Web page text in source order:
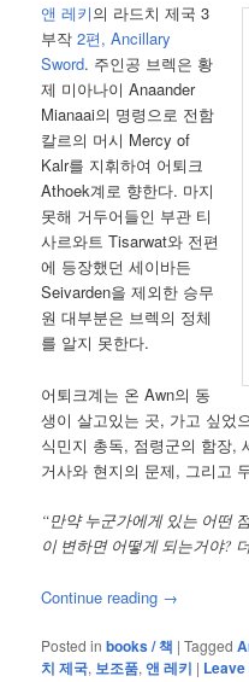
앤 레키의 라드치 제국 3
부작2편, Ancillary
Sword. 주인공 브렉은 황
제 미아나이 Anaander
Mianaai의 명령으로 전함
칼르의 머시 Mercy of
Kalr를 지휘하여 어퇴크
Athoek계로 향한다. 마지
못해 거두어들인 부관 티
사르와트 Tisarwat와 전편
에 등장했던 세이바든
Seivarden을 제외한 승무
원 대부분은 브렉의 정체
를 알지 못한다.
어퇴크계는 온 Awn의 동
생이 살고있는 곳, 가고 싶었
식민지 총독, 점령군의 함장,
거사와 현지의 문제, 그리고
“만약 누군가에게 있는 어떤
이 변하면 어떻게 되는거야?
Continue reading →
Posted in books / 책 |Tagged
치 제국, 보조품,앤 레키 |